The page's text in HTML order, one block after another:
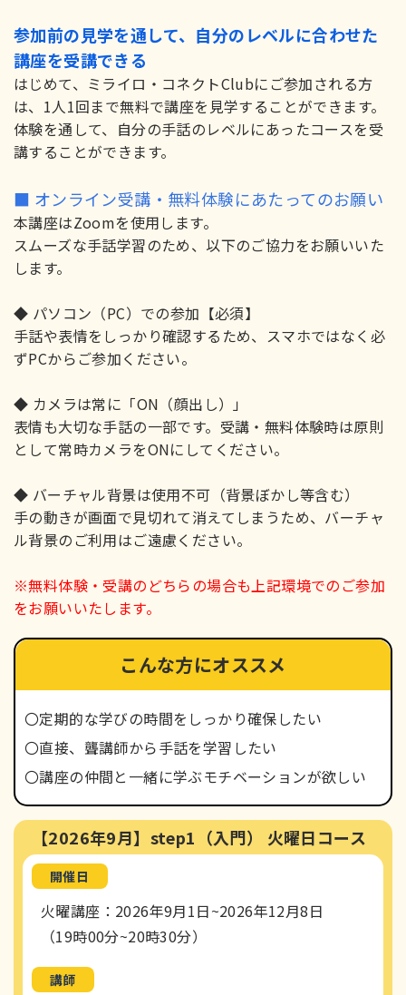
参加前の見学を通して、自分のレベルに合わせた
講座を受講できる
はじめて、ミライロ・コネクトClubにご参加される方
は、1人1回まで無料で講座を見学することができます。
体験を通して、自分の手話のレベルにあったコースを受
講することができます。
■ オンライン受講・無料体験にあたってのお願い
本講座はZoomを使用します。
スムーズな手話学習のため、以下のご協力をお願いいた
します。
◆ パソコン（PC）での参加【必須】
手話や表情をしっかり確認するため、スマホではなく必
ずPCからご参加ください。
◆ カメラは常に「ON（顔出し）」
表情も大切な手話の一部です。受講・無料体験時は原則
として常時カメラをONにしてください。
◆ バーチャル背景は使用不可（背景ぼかし等含む）
手の動きが画面で見切れて消えてしまうため、バーチャ
ル背景のご利用はご遠慮ください。
※無料体験・受講のどちらの場合も上記環境でのご参加
をお願いいたします。
こんな方にオススメ
〇定期的な学びの時間をしっかり確保したい
〇直接、聾講師から手話を学習したい
〇講座の仲間と一緒に学ぶモチベーションが欲しい
【2026年9月】step1（入門） 火曜日コース
開催日
火曜講座：2026年9月1日~2026年12月8日
（19時00分~20時30分）
講師